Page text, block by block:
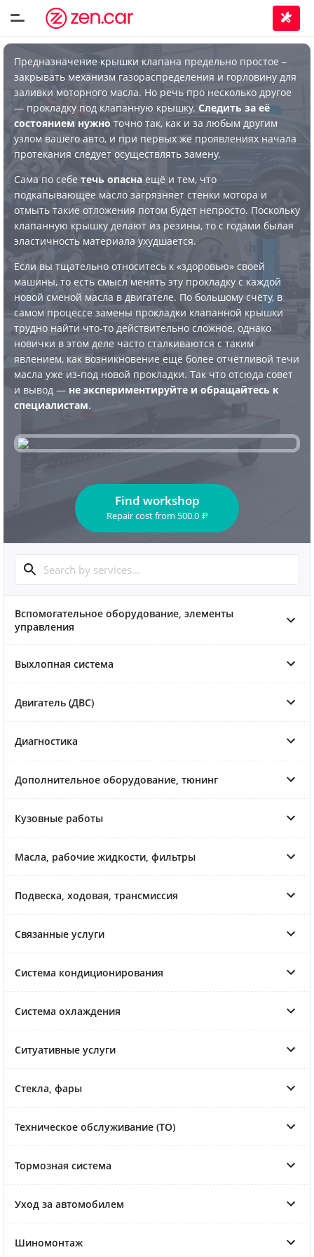
Предназначение крышки клапана предельно простое –
закрывать механизм газораспределения и горловину для
заливки моторного масла. Но речь про несколько другое
— прокладку под клапанную крышку. Следить за её
состоянием нужно точно так, как и за любым другим
узлом вашего авто, и при первых же проявлениях начала
протекания следует осуществлять замену.
Сама по себе течь опасна ещё и тем, что
подкапывающее масло загрязняет стенки мотора и
отмыть такие отложения потом будет непросто. Поскольку
клапанную крышку делают из резины, то с годами былая
эластичность материала ухудшается.
Если вы тщательно относитесь к «здоровью» своей
машины, то есть смысл менять эту прокладку с каждой
новой сменой масла в двигателе. По большому счёту, в
самом процессе замены прокладки клапанной крышки
трудно найти что-то действительно сложное, однако
новички в этом деле часто сталкиваются с таким
явлением, как возникновение ещё более отчётливой течи
масла уже из-под новой прокладки. Так что отсюда совет
и вывод — не экспериментируйте и обращайтесь к
специалистам.
Find workshop
Repair costfrom 500.0 ₽
Вспомогательное оборудование, элементы
управления
Выхлопная система
Двигатель (ДВС)
Диагностика
Дополнительное оборудование, тюнинг
Кузовные работы
Масла, рабочие жидкости, фильтры
Подвеска, ходовая, трансмиссия
Связанные услуги
Система кондиционирования
Система охлаждения
Ситуативные услуги
Стекла, фары
Техническое обслуживание (ТО)
Тормозная система
Уход за автомобилем
Шиномонтаж